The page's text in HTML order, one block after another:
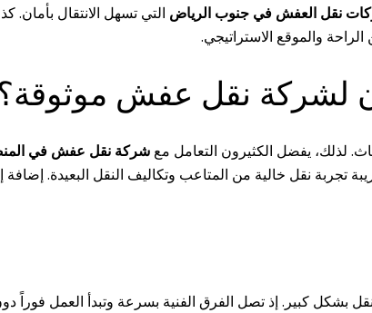
نقل العفش في جنوب الرياض التي تسهل الانتقال بأمان.
والموقع الاستراتيجي.
لشركة نقل عفش
لذلك، يفضل الكثيرون التعامل مع شركة نقل عفش في
تجربة نقل خالية من المتاعب وتكاليف النقل البعيدة.
بشكل كبير. إذ تصل الفرق الفنية بسرعة وتبدأ العمل فوراً